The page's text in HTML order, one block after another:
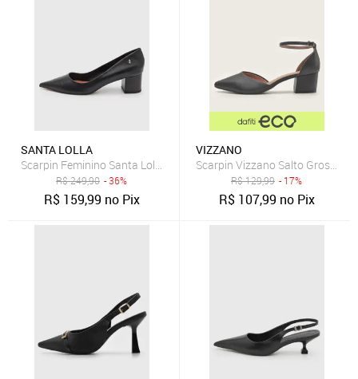
SANTA LOLLA
Scarpin Feminino Santa Lolla Couro Salto Bloco Preto
R$249,90 - 36%
R$ 159,99 no Pix
VIZZANO
Scarpin Vizzano Salto Grosso
R$129,99 - 17%
R$ 107,99 no Pix